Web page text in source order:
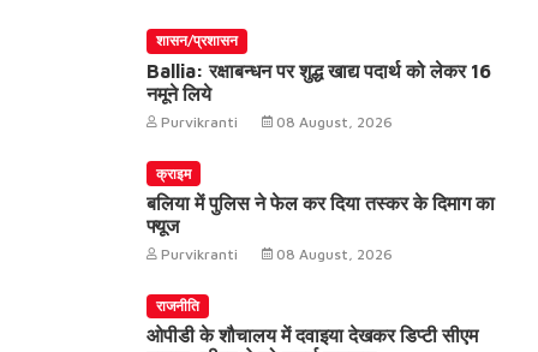
शासन/प्रशासन
Ballia: रक्षाबन्धन पर शुद्ध खाद्य पदार्थ को लेकर 16
नमूने लिये
Purvikranti 08 August, 2026
क्राइम
बलिया में पुलिस ने फेल कर दिया तस्कर के दिमाग का
फ्यूज
Purvikranti 08 August, 2026
राजनीति
ओपीडी के शौचालय में दवाइया देखकर डिप्टी सीएम